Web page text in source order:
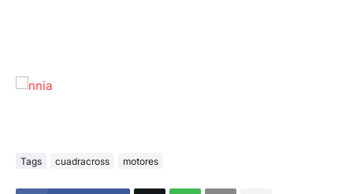
Tags cuadracross motores